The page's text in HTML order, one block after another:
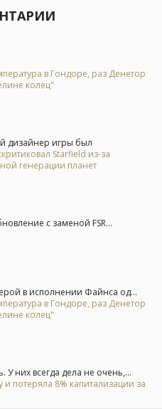
в Гондоре, раз Денетор
колец"
дизайнер игры был
Starfield из-за
генерации планет
с заменой FSR...
в исполнении Файнса од...
в Гондоре, раз Денетор
колец"
У них всегда дела не очень,...
и потеряла 8% капитализации за